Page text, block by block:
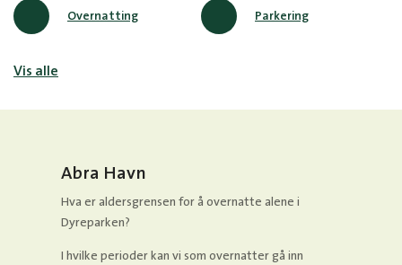
Overnatting Parkering
Vis alle
Abra Havn
Hva er aldersgrensen for å overnatte alene i
Dyreparken?
I hvilke perioder kan vi som overnatter gå inn